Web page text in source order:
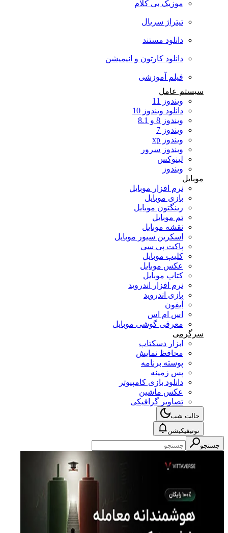
موزیک بی کلام
تیتراژ سریال
دانلود مستند
دانلود کارتون و انیمیشن
فیلم آموزشی
سیستم عامل
ویندوز 11
دانلود ویندوز 10
ویندوز 8 و 8.1
ویندوز 7
ویندوز xp
ویندوز سرور
لینوکس
ویندوز
موبایل
نرم افزار موبایل
بازی موبایل
رینگتون موبایل
تم موبایل
نقشه موبایل
اسکرین سیور موبایل
پاکت پی سی
کلیپ موبایل
عکس موبایل
کتاب موبایل
نرم افزار اندروید
بازی اندروید
آیفون
اس ام اس
معرفی گوشی موبایل
سرگرمی
ابزار دسکتاپ
محافظ نمایش
پوسته برنامه
پس زمینه
دانلود بازی کامپیوتر
عکس ماشین
تصاویر گرافیکی
حالت شب
نوتیفیکیشن
جستجو